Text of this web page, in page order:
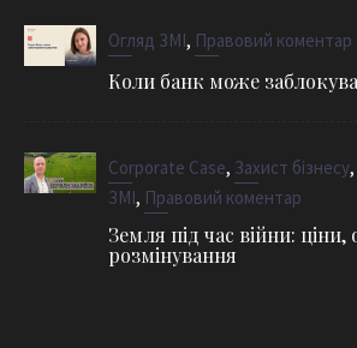
Огляд ЗМІ, Правовий коментар
Коли банк може
Corporate Case, Захист бізнесу,
ЗМІ, Правовий коментар
Земля під час війни: ціни,
розмінування